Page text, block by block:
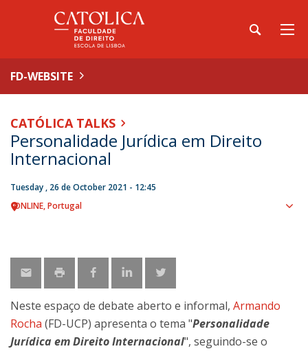
FD-WEBSITE
CATÓLICA TALKS
Personalidade Jurídica em Direito
Internacional
Tuesday , 26 de October 2021 - 12:45
ONLINE Portugal
Neste espaço de debate aberto e informal, Armando
Rocha (FD-UCP) apresenta o tema "Personalidade
Jurídica em Direito Internacional", seguindo-se o